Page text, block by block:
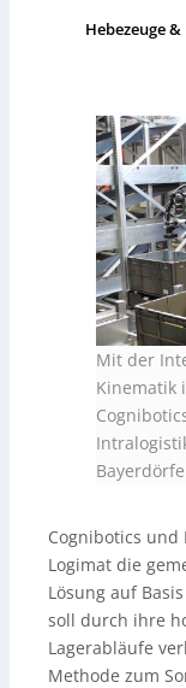
Hebezeuge
Mit der
Kinematik
Cognibotics
Logimat die
Lösung auf
soll durch ihre
Lagerabläufe
Methode zum